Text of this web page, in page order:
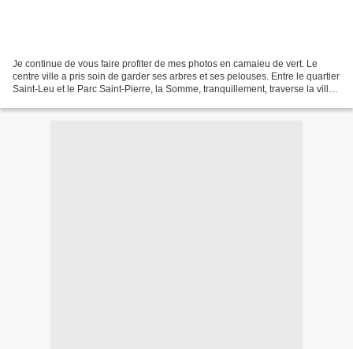
Je continue de vous faire profiter de mes photos en camaieu de vert. Le
centre ville a pris soin de garder ses arbres et ses pelouses. Entre le quartier
Saint-Leu et le Parc Saint-Pierre, la Somme, tranquillement, traverse la ville.